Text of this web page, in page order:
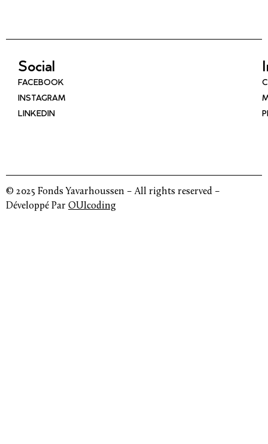
Social
FACEBOOK
INSTAGRAM
LINKEDIN
© 2025 Fonds Yavarhoussen – All rights reserved –
Développé Par OUIcoding